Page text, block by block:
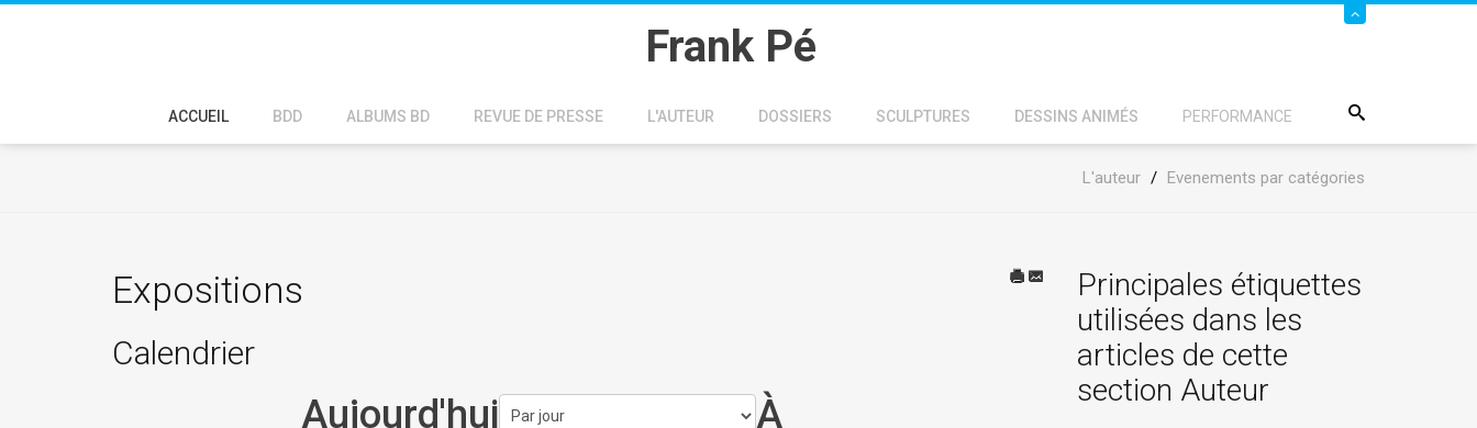
Frank Pé
ACCUEIL BDD ALBUMS BD REVUE DE PRESSE L'AUTEUR DOSSIERS SCULPTURES DESSINS ANIMÉS PERFORMANCE
L'auteur / Evenements par catégories
Expositions
Calendrier
Aujourd'hui
À
Principales étiquettes
utilisées dans les
articles de cette
section Auteur